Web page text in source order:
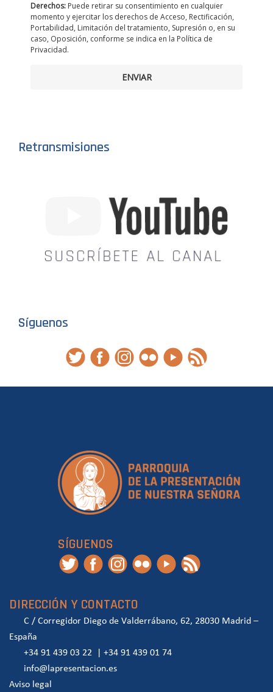
Derechos: Puede retirar su consentimiento en cualquier
momento y ejercitar los derechos de Acceso, Rectificación,
Portabilidad, Limitación del tratamiento, Supresión o, en su
caso, Oposición, conforme se indica en la Política de
Privacidad.
ENVIAR
Retransmisiones
Síguenos
SÍGUENOS
DIRECCIÓN Y CONTACTO
C / Corregidor Diego de Valderrábano, 62, 28030 Madrid –
España
+34 91 439 03 22
+34 91 439 01 74
info@lapresentacion.es
Aviso legal